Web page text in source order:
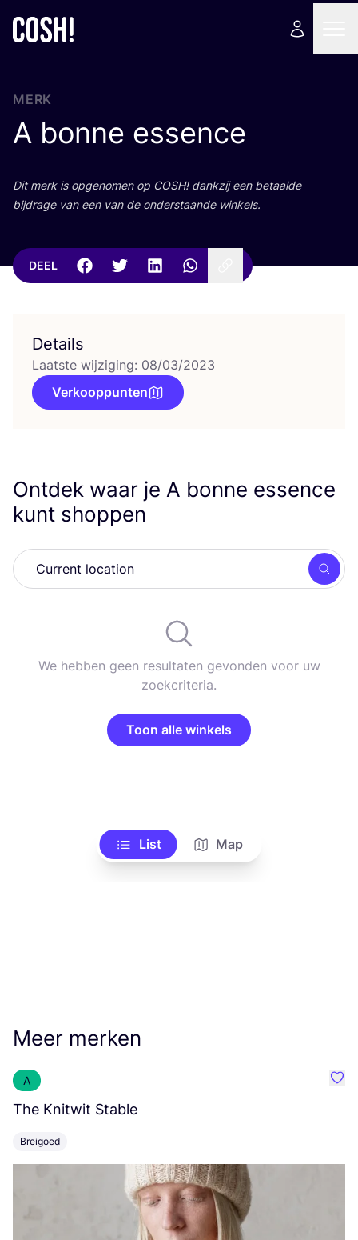
MERK
A bonne essence
Dit merk is opge­no­men op COSH! dank­zij een betaal­de
bij­dra­ge van een van de onder­staan­de winkels.
DEEL
Details
Laatste wijziging: 08/03/2023
Verkooppunten
Ontdek waar je A bonne essence
kunt shoppen
Zoek
We hebben geen resultaten gevonden voor uw
zoekcriteria.
Toon alle winkels
List Map
Meer merken
A
The Knitwit Stable
Breigoed